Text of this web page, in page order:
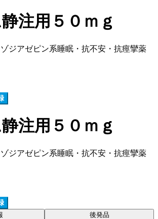
注用５０ｍｇ
ジアゼピン系睡眠・抗不安・抗痙攣薬
注用５０ｍｇ
ジアゼピン系睡眠・抗不安・抗痙攣薬
後発品